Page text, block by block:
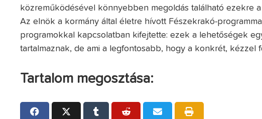
közreműködésével könnyebben megoldás található ezekre
Az elnök a kormány által életre hívott Fészekrakó-
programokkal kapcsolatban kifejtette: ezek a lehetőségek
tartalmaznak, de ami a legfontosabb, hogy a konkrét, kézzel
Tartalom megosztása: